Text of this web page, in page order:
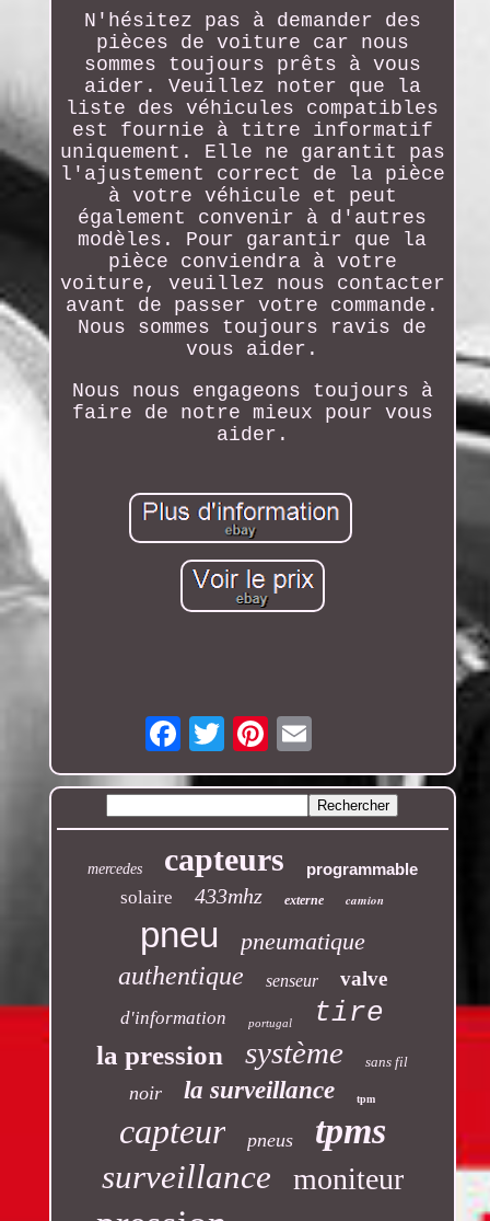
N'hésitez pas à demander des
pièces de voiture car nous
sommes toujours prêts à vous
aider. Veuillez noter que la
liste des véhicules compatibles
est fournie à titre informatif
uniquement. Elle ne garantit pas
l'ajustement correct de la pièce
à votre véhicule et peut
également convenir à d'autres
modèles. Pour garantir que la
pièce conviendra à votre
voiture, veuillez nous contacter
avant de passer votre commande.
Nous sommes toujours ravis de
vous aider.
Nous nous engageons toujours à
faire de notre mieux pour vous
aider.
Email
mercedes capteurs programmable
solaire 433mhz externe camion
pneu pneumatique
authentique senseur valve
d'information portugal tire
la pression système sans fil
noir la surveillance tpm
capteur pneus tpms
surveillance moniteur